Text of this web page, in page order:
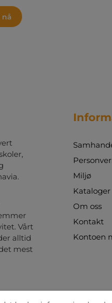
blink med
nå
Vårt
alltid
mest
Miljø
Kataloger
Om oss
Kontakt
Kontoen